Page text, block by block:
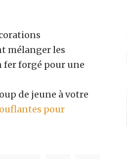
mélanger les
forgé pour une
de jeune à votre
pour